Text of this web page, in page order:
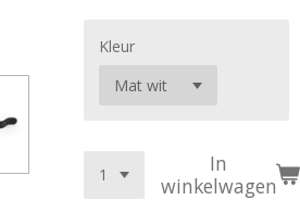
Kleur
In
winkelwagen